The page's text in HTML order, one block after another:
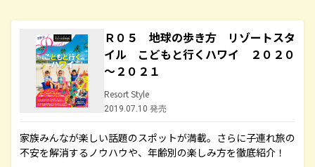
Ｒ０５ 地球の歩き方 リゾートスタ
イル こどもと行くハワイ ２０２０
～２０２１
Resort Style
2019.07.10 発売
家族みんなが楽しい話題のスポットが満載。さらに子連れ旅の
不安を解消するノウハウや、年齢別の楽しみ方を徹底紹介！